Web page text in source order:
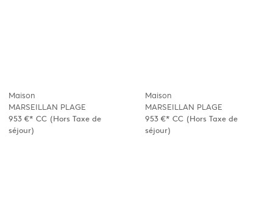
Maison
MARSEILLAN PLAGE
953 €* CC(Hors Taxe de
séjour)
Maison
MARSEILLAN PLAGE
953 €* CC(Hors Taxe de
séjour)